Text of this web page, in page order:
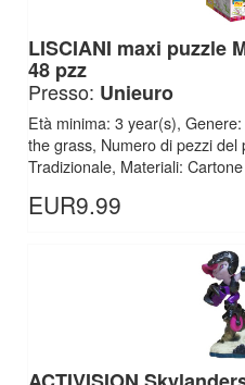
LISCIANI maxi puzzle
48 pzz
Presso: Unieuro
Età minima: 3 year(s),
the grass, Numero di pezzi del
Tradizionale, Materiali: Cartone
EUR9.99